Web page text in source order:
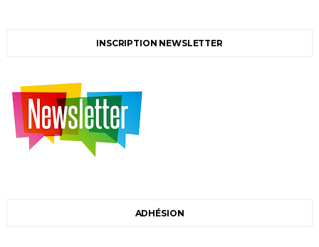
INSCRIPTION NEWSLETTER
ADHÉSION